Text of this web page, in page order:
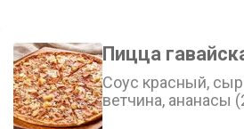
Пицца
Соус красный,
ветчина, ананасы